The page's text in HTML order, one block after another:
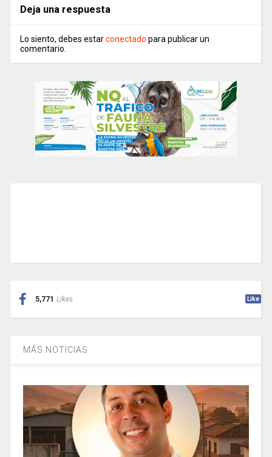
Deja una respuesta
Lo siento, debes estarconectado para publicar un
comentario.
5,771 Likes Like
MÁS NOTICIAS